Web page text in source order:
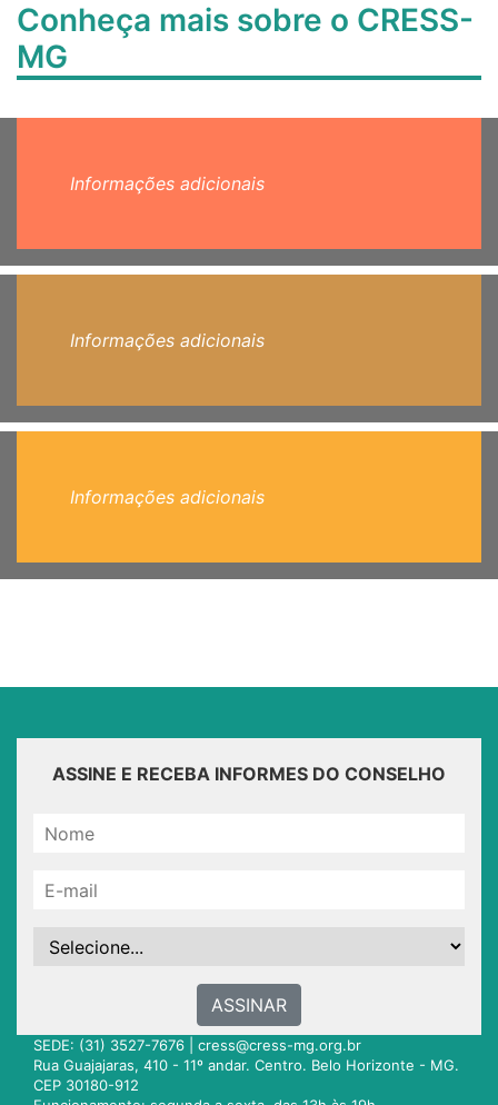
Conheça mais sobre o CRESS-
MG
Informações adicionais
Informações adicionais
Informações adicionais
ASSINE E RECEBA INFORMES DO CONSELHO
ASSINAR
SEDE: (31) 3527-7676 | cress@cress-mg.org.br
Rua Guajajaras, 410 - 11º andar. Centro. Belo Horizonte - MG.
CEP 30180-912